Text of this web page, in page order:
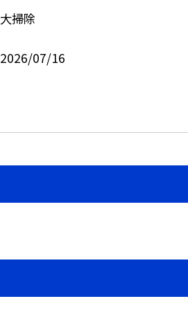
大掃除
2026/07/16